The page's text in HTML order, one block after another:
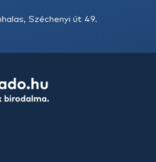
Széchenyi út 49.